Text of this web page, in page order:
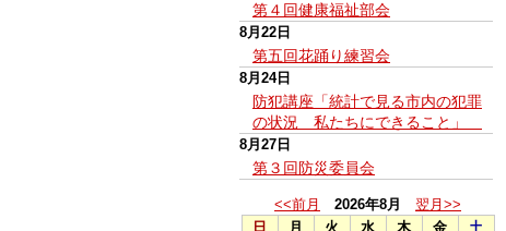
第４回健康福祉部会
8月22日
第五回花踊り練習会
8月24日
防犯講座「統計で見る市内の犯罪
の状況 私たちにできること」
8月27日
第３回防災委員会
<<前月 2026年8月
翌月>>
日
月 火 水 木 金 土